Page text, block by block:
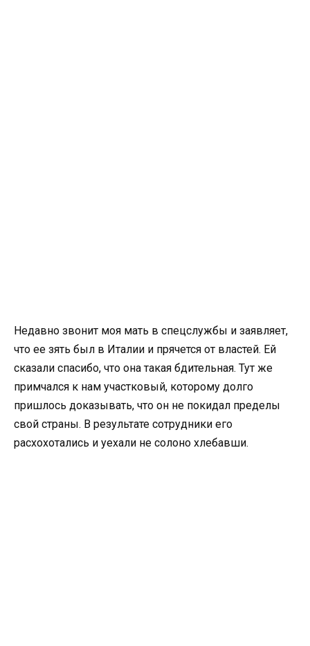
Недавно звонит моя мать в спецслужбы и заявляет,
что ее зять был в Италии и прячется от властей. Ей
сказали спасибо, что она такая бдительная. Тут же
примчался к нам участковый, которому долго
пришлось доказывать, что он не покидал пределы
свой страны. В результате сотрудники его
расхохотались и уехали не солоно хлебавши.